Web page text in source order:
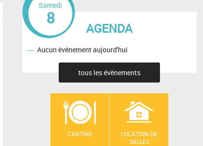
AGENDA
Samedi
8
Aucun événement aujourd'hui
tous les évènements
CANTINE
LOCATION DE
SALLES